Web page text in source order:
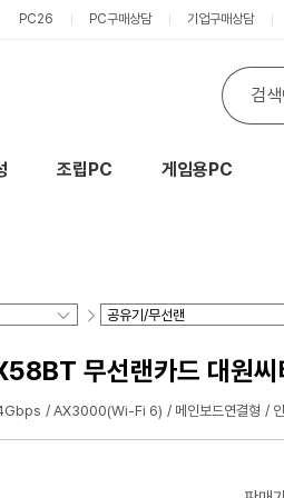
PC26 PC구매상담 기업구매상담
조립PC 게임용PC
무선랜카드 대원씨
AX3000(Wi-Fi 6) 메인보드연결형